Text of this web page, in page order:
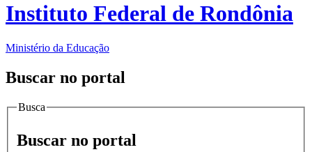
Instituto Federal de Rondônia
Ministério da Educação
Buscar no portal
Busca
Buscar no portal